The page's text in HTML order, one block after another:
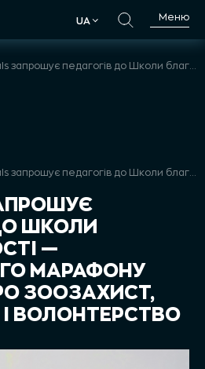
UA
Меню
ШКОЛИ
—
МАРАФОНУ
ЗООЗАХИСТ,
І ВОЛОНТЕРСТВО